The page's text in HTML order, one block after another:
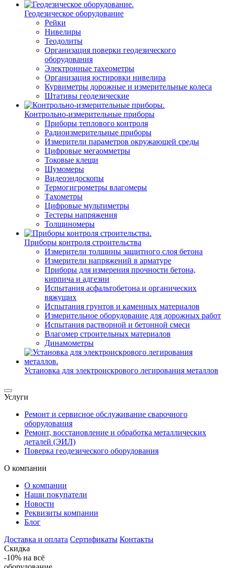
Геодезическое оборудование
Рейки
Нивелиры
Теодолиты
Организация поверки геодезического
оборудования
Электронные тахеометры
Организация юстировки нивелира
Курвиметры дорожные и измерительные колеса
Штативы геодезические
Контрольно-измерительные приборы
Приборы теплового контроля
Радиоизмерительные приборы
Измерители параметров окружающей среды
Цифровые мегаомметры
Токовые клещи
Шумомеры
Видеоэндоскопы
Термогигрометры влагомеры
Тахометры
Цифровые мультиметры
Тестеры напряжения
Толщиномеры
Приборы контроля строительства
Измерители толщины защитного слоя бетона
Измерители напряжений в арматуре
Приборы для измерения прочности бетона,
кирпича и адгезии
Испытания асфальтобетона и органических
вяжущих
Испытания грунтов и каменных материалов
Измерительное оборудование для дорожных работ
Испытания растворной и бетонной смеси
Влагомер строительных материалов
Динамометры
Установка для электроискрового легирования металлов
Услуги
Ремонт и сервисное обслуживание сварочного
оборудования
Ремонт, восстановление и обработка металлических
деталей (ЭИЛ)
Поверка геодезического оборудования
О компании
О компании
Наши покупатели
Новости
Реквизиты компании
Блог
Доставка и оплата Сертификаты Контакты
Скидка
-10% на всё